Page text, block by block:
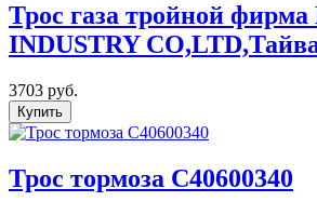
Трос газа тройной
INDUSTRY
3703 руб.
Купить
Трос тормоза C40600340